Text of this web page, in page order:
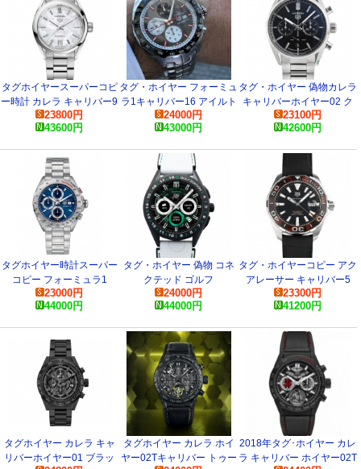
タグホイヤースーパーコピ
ー時計 カレラ キャリバー9
デイトWBN2410.BA0621
23800円
43600円
タグ・ホイヤー フォーミュ
ラ1キャリバー16 アイルト
ンセナ スペシャルエディシ
ョン CAZ2017.BA0647時
24000円
43000円
タグ・ホイヤー 偽物カレラ
キャリバーホイヤー02 ク
ロノグラフ42mm
CBN2010.BA0642時計
23100円
42600円
タグホイヤー時計スーパー
コピー フォーミュラ1
CAZ2015.BA0876
23000円
44000円
タグ・ホイヤー 偽物 コネ
クテッド ゴルフ
SBG8A82.EB0206腕時計
24000円
44000円
タグ・ホイヤーコピー アク
アレーサー キャリバー5
300M WAY201N.FT6177
腕時計
23300円
41200円
タグホイヤー カレラ キャ
リバーホイヤー01 ブラッ
タグホイヤー カレラ ホイ
ヤー02Tキャリバー トゥー
2018年タグ･ホイヤー カレ
ラ キャリバー ホイヤー02T